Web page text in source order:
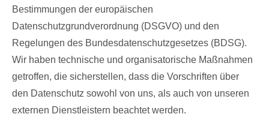
Bestimmungen der europäischen
Datenschutzgrundverordnung (DSGVO) und den
Regelungen des Bundesdatenschutzgesetzes (BDSG).
Wir haben technische und organisatorische Maßnahmen
getroffen, die sicherstellen, dass die Vorschriften über
den Datenschutz sowohl von uns, als auch von unseren
externen Dienstleistern beachtet werden.